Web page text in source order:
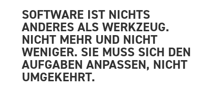
SOFTWARE IST NICHTS
ANDERES ALS WERKZEUG.
NICHT MEHR UND NICHT
WENIGER. SIE MUSS SICH DEN
AUFGABEN ANPASSEN, NICHT
UMGEKEHRT.